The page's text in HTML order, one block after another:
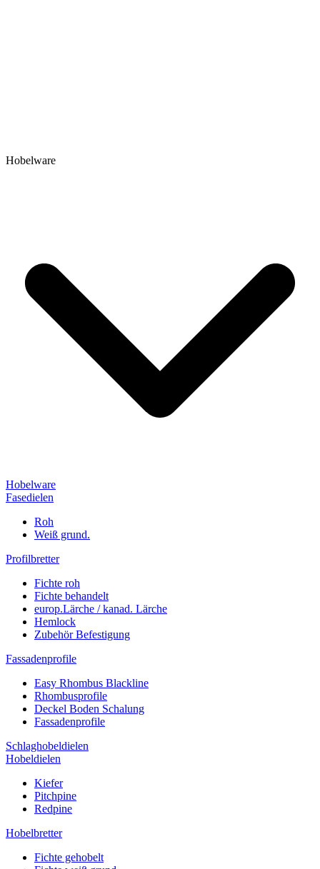
Hobelware
Hobelware
Fasedielen
Roh
Weiß grund.
Profilbretter
Fichte roh
Fichte behandelt
europ.Lärche / kanad. Lärche
Hemlock
Zubehör Befestigung
Fassadenprofile
Easy Rhombus Blackline
Rhombusprofile
Deckel Boden Schalung
Fassadenprofile
Schlaghobeldielen
Hobeldielen
Kiefer
Pitchpine
Redpine
Hobelbretter
Fichte gehobelt